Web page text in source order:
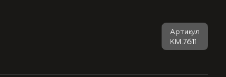
Артикул
KM.7611